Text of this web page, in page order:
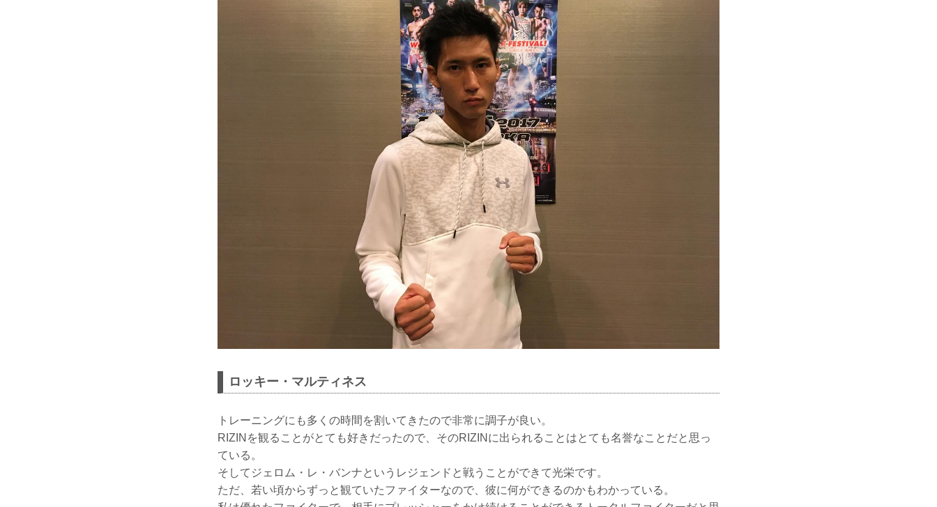
ロッキー・マルティネス
トレーニングにも多くの時間を割いてきたので非常に調子が良い。
RIZINを観ることがとても好きだったので、そのRIZINに出られることはとても名誉なことだと思っ
ている。
そしてジェロム・レ・バンナというレジェンドと戦うことができて光栄です。
ただ、若い頃からずっと観ていたファイターなので、彼に何ができるのかもわかっている。